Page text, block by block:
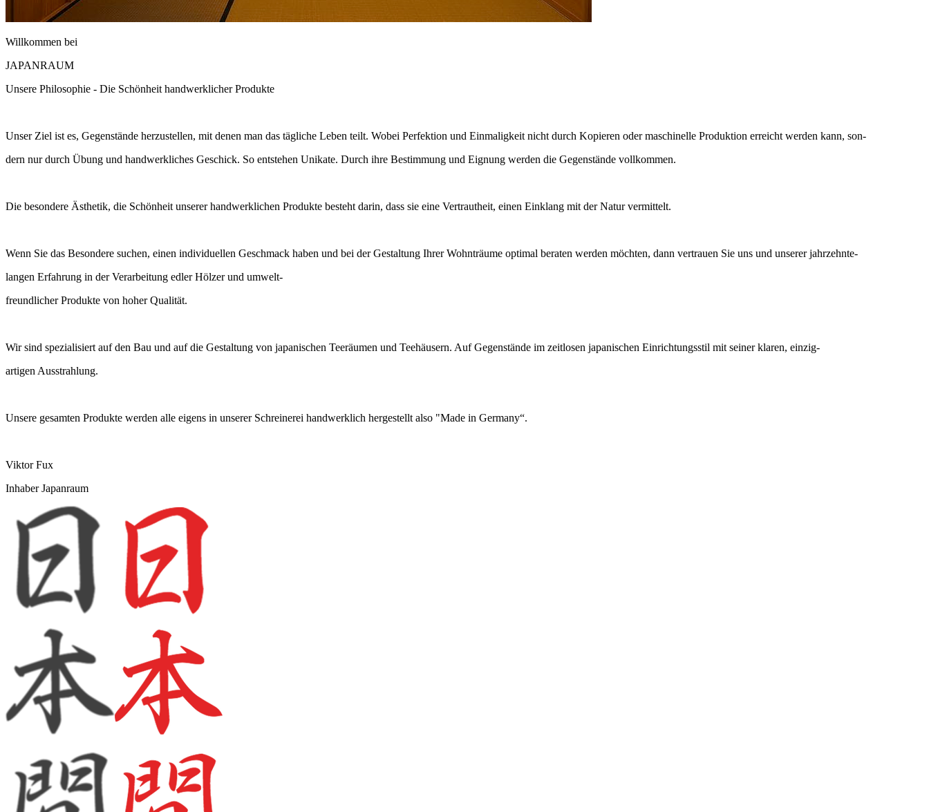
Willkommen bei
JAPANRAUM
Unsere Philosophie - Die Schönheit handwerklicher Produkte
Unser Ziel ist es, Gegenstände herzustellen, mit denen man das tägliche Leben teilt. Wobei Perfektion und Einmaligkeit nicht durch Kopieren oder maschinelle Produktion erreicht werden kann, son-
dern nur durch Übung und handwerkliches Geschick. So entstehen Unikate. Durch ihre Bestimmung und Eignung werden die Gegenstände vollkommen.
Die besondere Ästhetik, die Schönheit unserer handwerklichen Produkte besteht darin, dass sie eine Vertrautheit, einen Einklang mit der Natur vermittelt.
Wenn Sie das Besondere suchen, einen individuellen Geschmack haben und bei der Gestaltung Ihrer Wohnträume optimal beraten werden möchten, dann vertrauen Sie uns und unserer jahrzehnte-
langen Erfahrung in der Verarbeitung edler Hölzer und umwelt-
freundlicher Produkte von hoher Qualität.
Wir sind spezialisiert auf den Bau und auf die Gestaltung von japanischen Teeräumen und Teehäusern. Auf Gegenstände im zeitlosen japanischen Einrichtungsstil mit seiner klaren, einzig-
artigen Ausstrahlung.
Unsere gesamten Produkte werden alle eigens in unserer Schreinerei handwerklich hergestellt also "Made in Germany“.
Viktor Fux
Inhaber Japanraum